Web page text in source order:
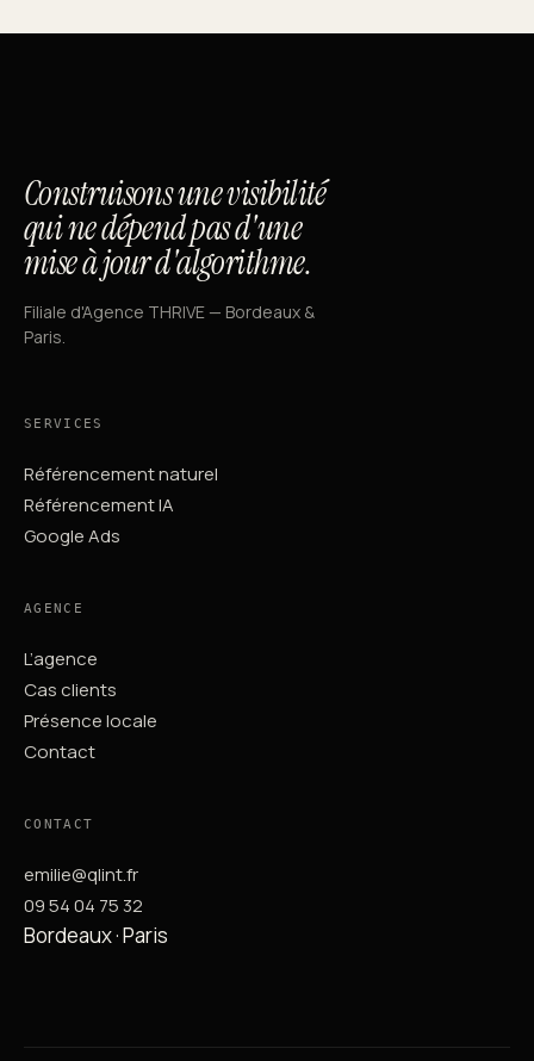
Construisons une visibilité
qui ne dépend pas d'une
mise à jour d'algorithme.
Filiale d'Agence THRIVE — Bordeaux &
Paris.
SERVICES
Référencement naturel
Référencement IA
Google Ads
AGENCE
L’agence
Cas clients
Présence locale
Contact
CONTACT
emilie@qlint.fr
09 54 04 75 32
Bordeaux · Paris